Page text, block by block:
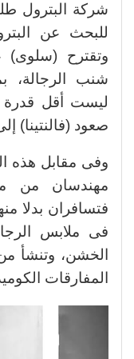
شركة البترول
للبحث عن
وتقترح
شنب الرجالة،
ليست أقل قدرة
صعود (فالنتينا)
وفى مقابل هذه
مهندسان من
فتسافران بدلا
فى ملابس
الخشن، وتنشأ
المفارقات